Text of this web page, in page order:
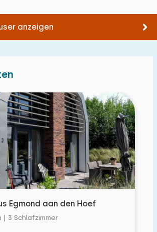
anzeigen
Egmond aan den Hoef
| 3 Schlafzimmer